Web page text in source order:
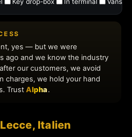
Lecce, Italien